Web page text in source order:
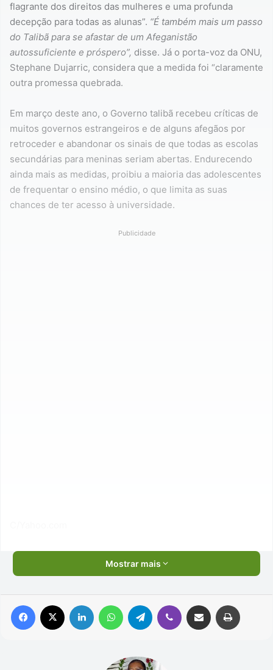
flagrante dos direitos das mulheres e uma profunda
decepção para todas as alunas”. “É também mais um passo
do Talibã para se afastar de um Afeganistão
autossuficiente e próspero”, disse. Já o porta-voz da ONU,
Stephane Dujarric, considera que a medida foi “claramente
outra promessa quebrada.
Em março deste ano, o Governo talibã recebeu críticas de
muitos governos estrangeiros e de alguns afegãos por
retroceder e abandonar os sinais de que todas as escolas
secundárias para meninas seriam abertas. Endurecendo
ainda mais as medidas, proibiu a maioria das adolescentes
de frequentar o ensino médio, o que limita as suas
chances de ter acesso à universidade.
Publicidade
Mostrar mais
Facebook Linkedin WhatsAppTelegram Viber Compartilhar via e-mail